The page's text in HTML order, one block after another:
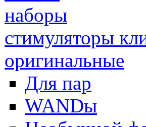
наборы
стимуляторы
оригинальные
Для пар
WANDы